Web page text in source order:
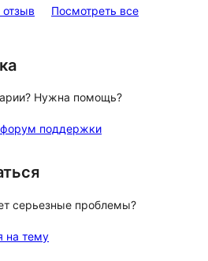
Посмотреть всеотзывы
Нужна помощь?
поддержки
серьезные проблемы?
на тему